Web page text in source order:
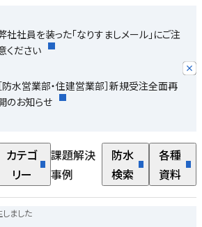
社社員を装った「なりすましメール」にご注
ください
［防水営業部・住建営業部］新規受注全面再
のお知らせ
カテゴ
リー
課題解決
事例
防水
検索
各種
資料
ました